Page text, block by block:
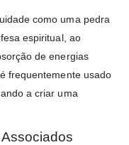
como uma pedra
espiritual, ao
de energias
frequentemente usado
a criar uma